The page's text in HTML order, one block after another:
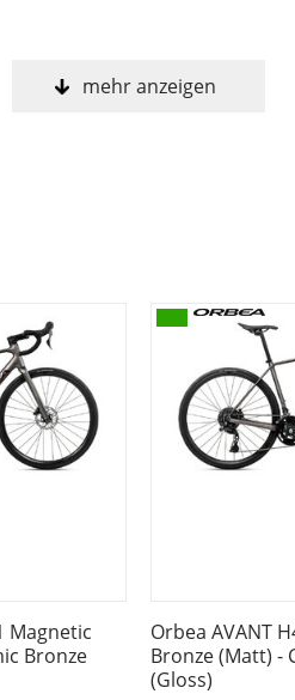
verringert das Gewicht,
mehr anzeigen
Magnetic
Bronze
Orbea AVANT
Bronze (Matt) -
(Gloss)